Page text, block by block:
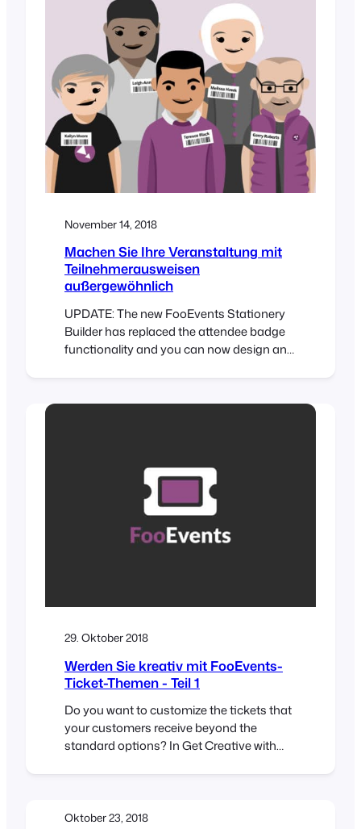
November 14, 2018
Machen Sie Ihre Veranstaltung mit
Teilnehmerausweisen
außergewöhnlich
UPDATE: The new FooEvents Stationery
Builder has replaced the attendee badge
functionality and you can now design and
through an intuitive drag & drop interface.
29. Oktober 2018
Werden Sie kreativ mit FooEvents-
Ticket-Themen - Teil 1
Do you want to customize the tickets that
your customers receive beyond the
standard options? In Get Creative with
will show you how you can access and
Oktober 23, 2018